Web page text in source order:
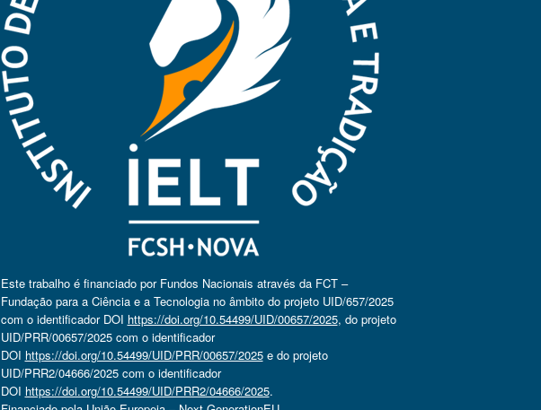
Este trabalho é financiado por Fundos Nacionais através da FCT –
Fundação para a Ciência e a Tecnologia no âmbito do projeto UID/657/2025
com o identificador DOI https://doi.org/10.54499/UID/00657/2025, do projeto
UID/PRR/00657/2025 com o identificador
DOI https://doi.org/10.54499/UID/PRR/00657/2025e do projeto
UID/PRR2/04666/2025 com o identificador
DOI https://doi.org/10.54499/UID/PRR2/04666/2025.